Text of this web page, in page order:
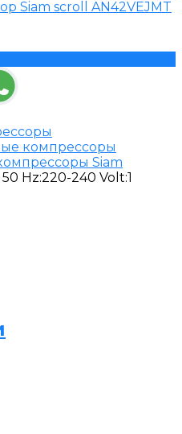
компрессоры
Siam
50 Hz:220-240 Volt:1